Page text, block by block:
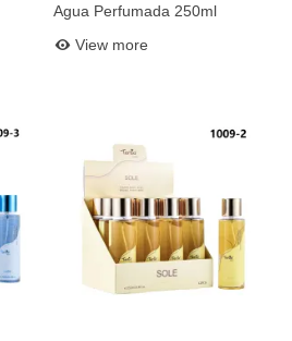
Add to basket
Agua Perfumada 250ml
View more